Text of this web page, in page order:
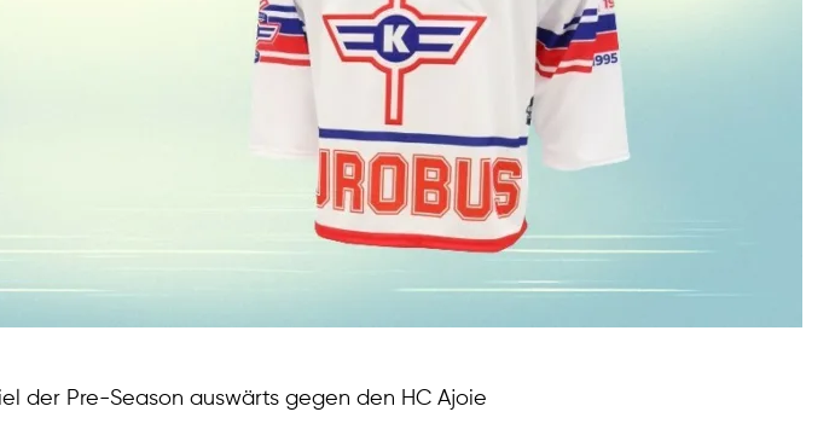
der Pre-Season auswärts gegen den HC Ajoie